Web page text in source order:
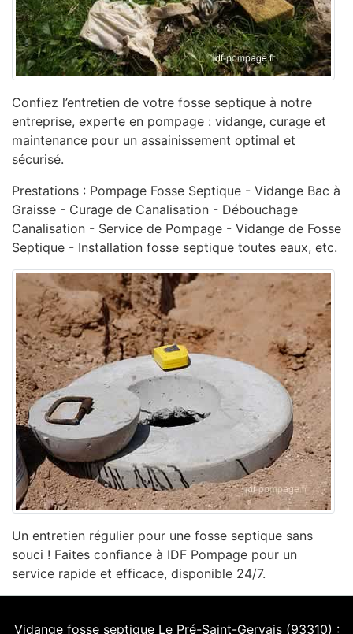
Confiez l’entretien de votre fosse septique à notre
entreprise, experte en pompage : vidange, curage et
maintenance pour un assainissement optimal et
sécurisé.
Prestations : Pompage Fosse Septique - Vidange Bac à
Graisse - Curage de Canalisation - ‎Débouchage
Canalisation - ‎Service de Pompage - ‎Vidange de Fosse
Septique - Installation fosse septique toutes eaux, etc.
Un entretien régulier pour une fosse septique sans
souci ! Faites confiance à IDF Pompage pour un
service rapide et efficace, disponible 24/7.
Vidange fosse septique Le Pré-Saint-Gervais (93310) :